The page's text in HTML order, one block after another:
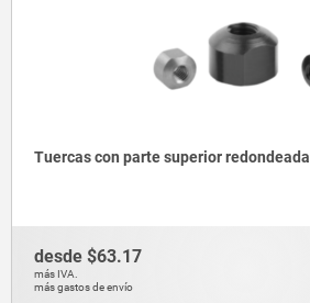
Tuercas con parte superior redondeada
desde $63.17
más IVA.
más gastos de envío